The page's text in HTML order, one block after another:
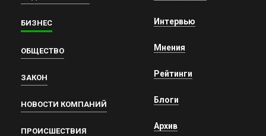
БИЗНЕС
ОБЩЕСТВО
ЗАКОН
НОВОСТИ КОМПАНИЙ
ПРОИСШЕСТВИЯ
Интервью
Мнения
Рейтинги
Блоги
Архив